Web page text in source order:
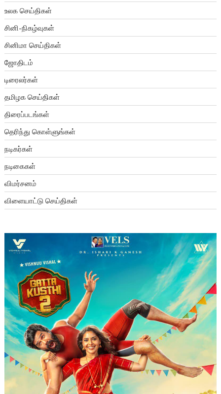
உலக செய்திகள்
சினி-நிகழ்வுகள்
சினிமா செய்திகள்
ஜோதிடம்
டிரைலர்கள்
தமிழக செய்திகள்
திரைப்படங்கள்
தெரிந்து கொள்ளுங்கள்
நடிகர்கள்
நடிகைகள்
விமர்சனம்
விளையாட்டு செய்திகள்